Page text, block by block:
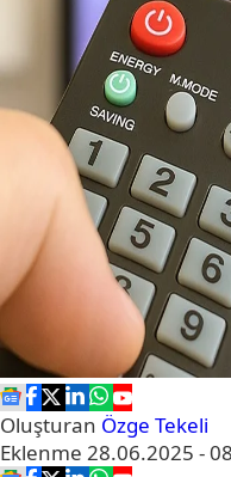
Oluşturan Özge Tekeli
Eklenme 28.06.2025 -